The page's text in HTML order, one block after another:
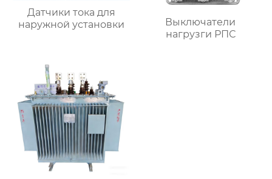
Датчики тока для
наружной установки
Выключатели
нагрузги РПС